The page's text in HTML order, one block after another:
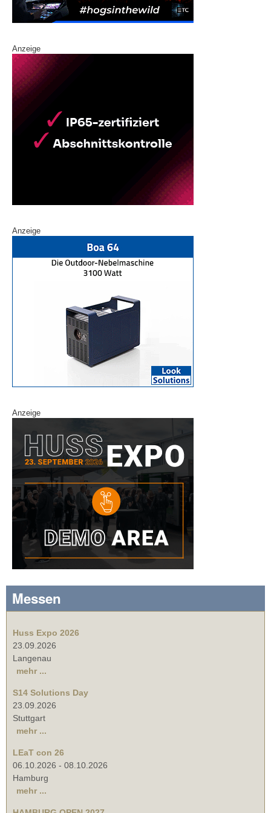
Anzeige
Anzeige
Anzeige
Messen
Huss Expo 2026
23.09.2026
Langenau
mehr ...
S14 Solutions Day
23.09.2026
Stuttgart
mehr ...
LEaT con 26
06.10.2026 - 08.10.2026
Hamburg
mehr ...